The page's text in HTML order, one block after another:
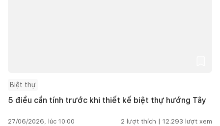
Biệt thự
5 điều cần tính trước khi thiết kế biệt thự hướng Tây
27/06/2026, lúc 10:00 2 lượt thích | 12.293 lượt xem